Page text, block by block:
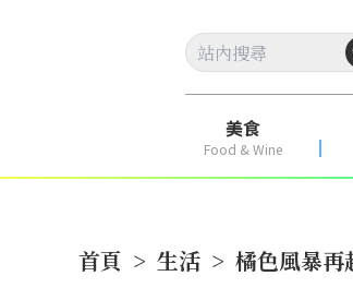
美食
Food & Wine
首頁 > 生活 > 橘色風暴